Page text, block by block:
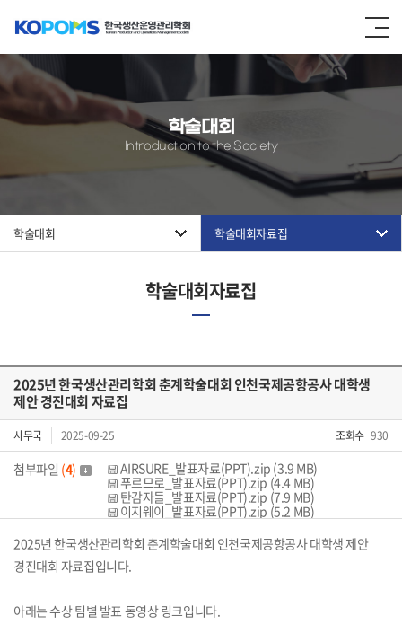
학술대회
Introduction to the Society
학술대회 학술대회자료집
학술대회자료집
2025년 한국생산관리학회 춘계학술대회 인천국제공항공사 대학생
제안 경진대회 자료집
사무국 2025-09-25 조회수 930
첨부파일 (4)
AIRSURE_발표자료(PPT).zip (3.9 MB)
푸르므로_발표자료(PPT).zip (4.4 MB)
탄감자들_발표자료(PPT).zip (7.9 MB)
이지웨이_발표자료(PPT).zip (5.2 MB)
2025년 한국생산관리학회 춘계학술대회 인천국제공항공사 대학생 제안
경진대회 자료집입니다.
아래는 수상 팀별 발표 동영상 링크입니다.